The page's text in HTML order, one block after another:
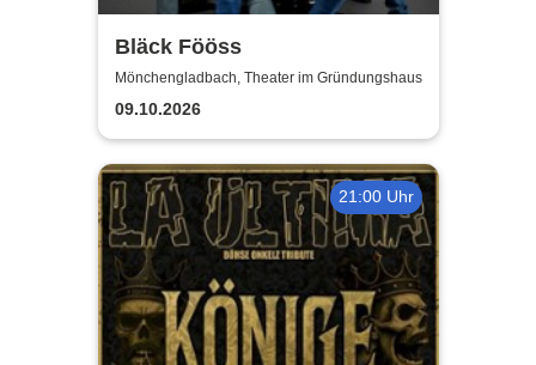
Bläck Fööss
Mönchengladbach, Theater im Gründungshaus
09.10.2026
21:00 Uhr